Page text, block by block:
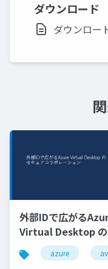
ダウンロード
ダウンロー
外部IDで広がる
Virtual Desktop
キュアコラボレー
ン
azure